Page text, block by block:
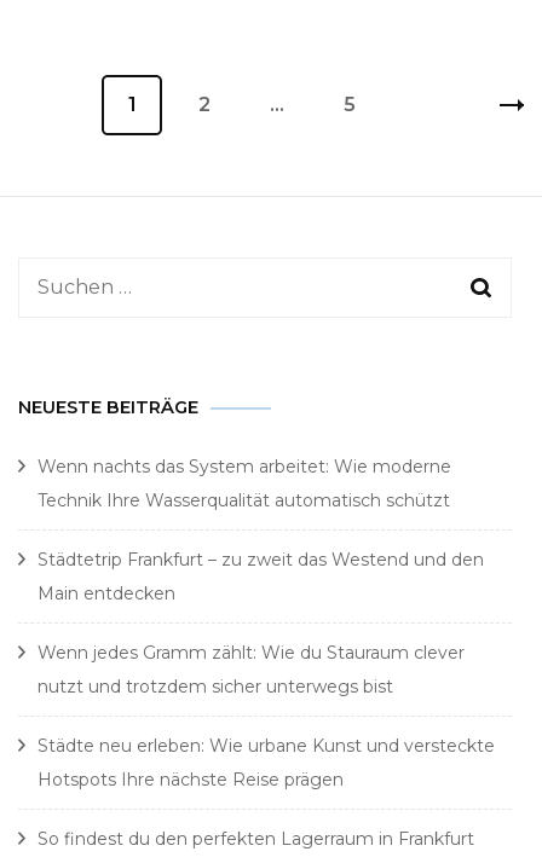
Seite
1 Seite
2 … Seite
5
Suchen
NEUESTE BEITRÄGE
Wenn nachts das System arbeitet: Wie moderne
Technik Ihre Wasserqualität automatisch schützt
Städtetrip Frankfurt – zu zweit das Westend und den
Main entdecken
Wenn jedes Gramm zählt: Wie du Stauraum clever
nutzt und trotzdem sicher unterwegs bist
Städte neu erleben: Wie urbane Kunst und versteckte
Hotspots Ihre nächste Reise prägen
So findest du den perfekten Lagerraum in Frankfurt